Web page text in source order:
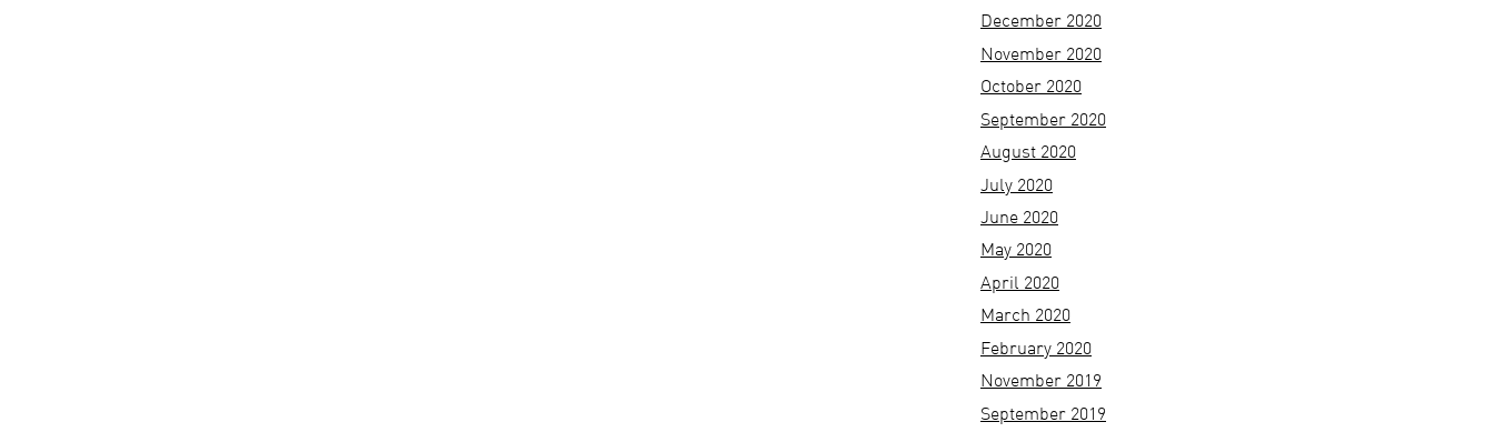
December 2020
November 2020
October 2020
September 2020
August 2020
July 2020
June 2020
May 2020
April 2020
March 2020
February 2020
November 2019
September 2019